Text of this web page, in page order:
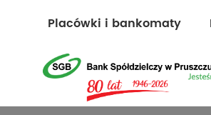
Placówki i bankomaty